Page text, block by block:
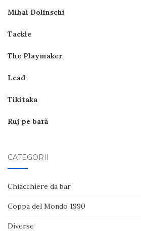
Mihai Dolinschi
Tackle
The Playmaker
Lead
Tikitaka
Ruj pe bară
CATEGORII
Chiacchiere da bar
Coppa del Mondo 1990
Diverse